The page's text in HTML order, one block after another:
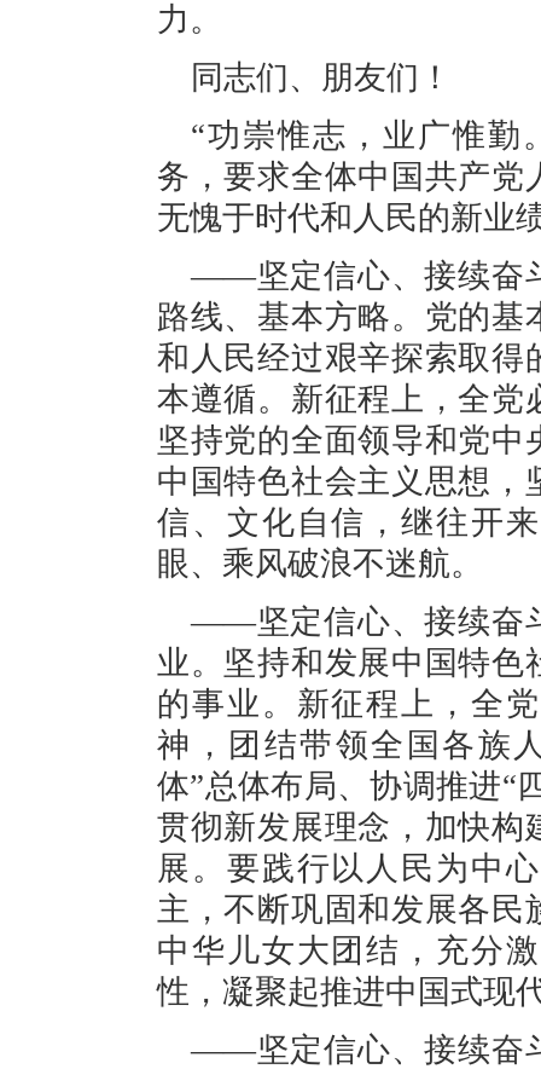
力。
同志们、朋友们！
“功崇惟志，业广惟勤
务，要求全体中国共产党
无愧于时代和人民的新业
——坚定信心、接续奋
路线、基本方略。党的
和人民经过艰辛探索取得
本遵循。新征程上，全党
坚持党的全面领导和党
中国特色社会主义思想，
信、文化自信，继往开
眼、乘风破浪不迷航。
——坚定信心、接续奋
业。坚持和发展中国特色
的事业。新征程上，全
神，团结带领全国各族
体”总体布局、协调推进“
贯彻新发展理念，加快构
展。要践行以人民为中
主，不断巩固和发展各民
中华儿女大团结，充分
性，凝聚起推进中国式现
——坚定信心、接续奋